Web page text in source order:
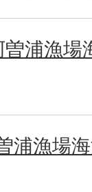
浦漁場
浦漁場